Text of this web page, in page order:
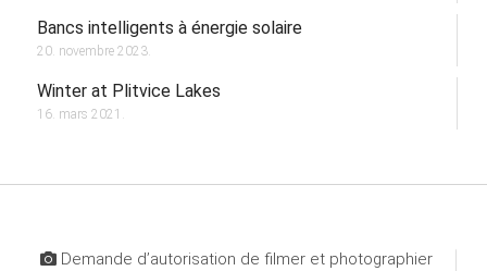
Bancs intelligents à énergie solaire
20. novembre 2023.
Winter at Plitvice Lakes
16. mars 2021.
Demande d’autorisation de filmer et photographier